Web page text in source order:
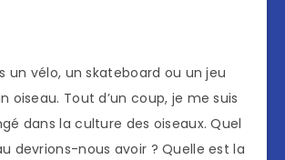
un vélo, un skateboard ou un jeu
oiseau. Tout d’un coup, je me suis
dans la culture des oiseaux. Quel
devrions-nous avoir ? Quelle est la